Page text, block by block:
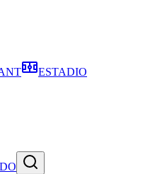
ESTADIO